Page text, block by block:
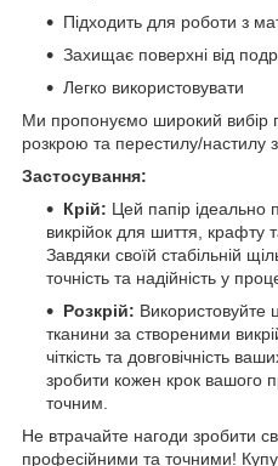
Підходить для роботи з
Захищає поверхні від
Легко використовувати
Ми пропонуємо широкий вибір
розкрою та перестилу/настилу
Застосування:
Крій: Цей папір ідеально
викрійок для шиття, крафту
Завдяки своїй стабільній
точність та надійність у
Розкрій: Використовуйте
тканини за створеними
чіткість та довговічність
зробити кожен крок вашого
точним.
Не втрачайте нагоди зробити
професійними та точними!